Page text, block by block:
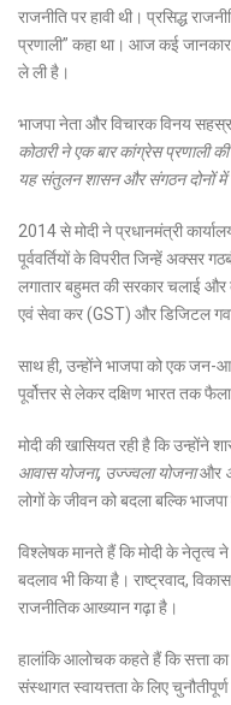
राजनीति पर हावी थी। प्रसिद्ध
प्रणाली” कहा था। आज कई
ले ली है।
भाजपा नेता और विचारक विनय
कोठारी ने एक बार कांग्रेस प्रणाली
यह संतुलन शासन और संगठन दोनों में
2014 से मोदी ने प्रधानमंत्री
पूर्ववर्तियों के विपरीत जिन्हें अक्सर
लगातार बहुमत की सरकार चलाई
एवं सेवा कर (GST) और डिजिटल
साथ ही, उन्होंने भाजपा को एक जन-
पूर्वोत्तर से लेकर दक्षिण भारत तक
मोदी की खासियत रही है कि उन्होंने
आवास योजना, उज्ज्वला योजनाऔर
लोगों के जीवन को बदला बल्कि
विश्लेषक मानते हैं कि मोदी के नेतृत्व
बदलाव भी किया है। राष्ट्रवाद,
राजनीतिक आख्यान गढ़ा है।
हालांकि आलोचक कहते हैं कि सत्ता
संस्थागत स्वायत्तता के लिए चुनौतीपूर्ण